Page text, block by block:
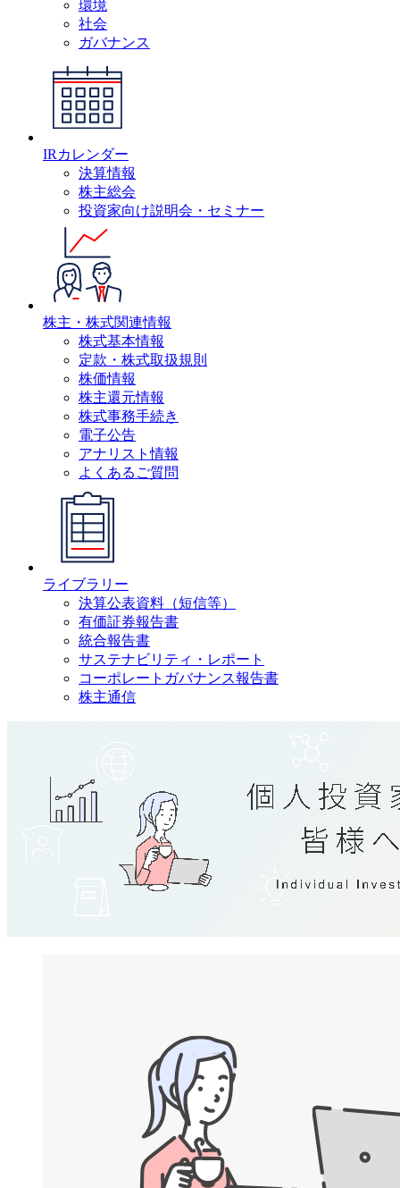
環境
社会
ガバナンス
IRカレンダー
決算情報
株主総会
投資家向け説明会・セミナー
株主・株式関連情報
株式基本情報
定款・株式取扱規則
株価情報
株主還元情報
株式事務手続き
電子公告
アナリスト情報
よくあるご質問
ライブラリー
決算公表資料（短信等）
有価証券報告書
統合報告書
サステナビリティ・レポート
コーポレートガバナンス報告書
株主通信